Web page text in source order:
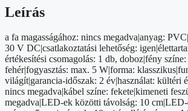
és
beltéri,
fehér
mennyiség
Leírás
a fa magasságához: nincs megadva|anyag:
30 V DC|csatlakoztatási lehetőség:
értékesítési csomagolás: 1 db, doboz|fény
fehér|fogyasztás: max. 5 W|forma:
világít|garancia-időszak: 2 év|használat: kültéri
nincs megadva|kábel színe: fekete|kimeneti
megadva|LED-ek közötti távolság: 10